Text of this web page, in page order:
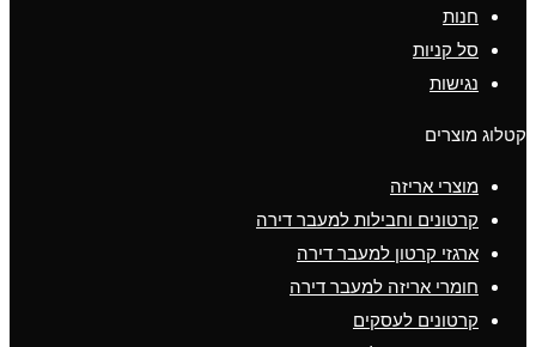
חנות
סל קניות
נגישות
קטלוג מוצרים
מוצרי אריזה
קרטונים וחבילות למעבר דירה
ארגזי קרטון למעבר דירה
חומרי אריזה למעבר דירה
קרטונים לעסקים